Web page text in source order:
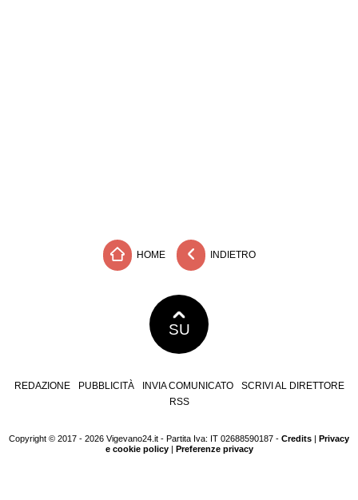
HOME INDIETRO
SU
REDAZIONE PUBBLICITÀ INVIA COMUNICATO
SCRIVI AL DIRETTORE
RSS
Copyright © 2017 - 2026 Vigevano24.it - Partita Iva: IT 02688590187 - Credits | Privacy
e cookie policy| Preferenze privacy